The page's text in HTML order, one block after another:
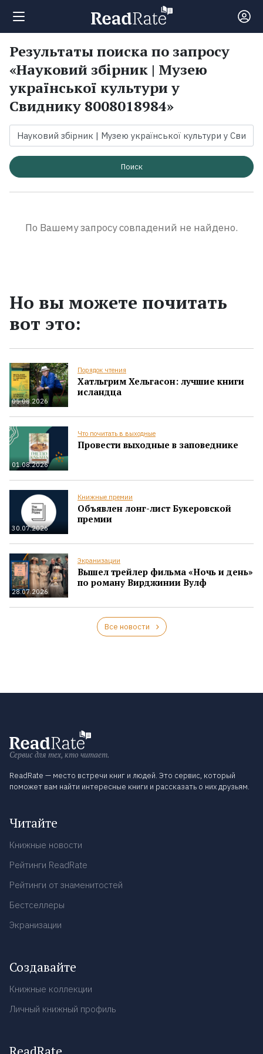
Поиск
Новости
Рейтинги
Книги
Результаты поиска по запросу
«Науковий збірник | Музею
української культури у
Свиднику 8008018984»
Поиск
По Вашему запросу совпадений не найдено.
Но вы можете почитать
вот это:
05.08.2026
Порядок чтения
Хатльгрим Хельгасон: лучшие книги
исландца
01.08.2026
Что почитать в выходные
Провести выходные в заповеднике
30.07.2026
Книжные премии
Объявлен лонг-лист Букеровской
премии
28.07.2026
Экранизации
Вышел трейлер фильма «Ночь и день»
по роману Вирджинии Вулф
Все новости
Сервис для тех, кто читает.
ReadRate — место встречи книг и людей. Это сервис, который
поможет вам найти интересные книги и рассказать о них друзьям.
Читайте
Книжные новости
Рейтинги ReadRate
Рейтинги от знаменитостей
Бестселлеры
Экранизации
Создавайте
Книжные коллекции
Личный книжный профиль